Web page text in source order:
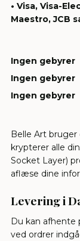
• Visa, Visa-
Maestro, JCB
Ingen gebyrer
Ingen gebyrer
Ingen gebyrer
Belle Art
krypterer alle
Socket Layer)
aflæse dine
Levering i
Du kan afhente
ved ordrer